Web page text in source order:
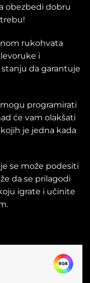
obezbedi dobru
rukohvata
i
da garantuje
programirati
će vam olakšati
je jedna kada
se može podesiti
da se prilagodi
igrate i učinite